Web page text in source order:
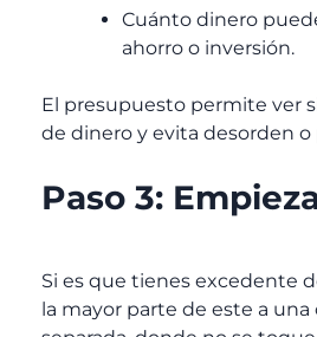
Cuánto dinero
ahorro o inversión.
El presupuesto permite ver
de dinero y evita desorden o
Paso 3:
Si es que tienes excedente
la mayor parte de este a